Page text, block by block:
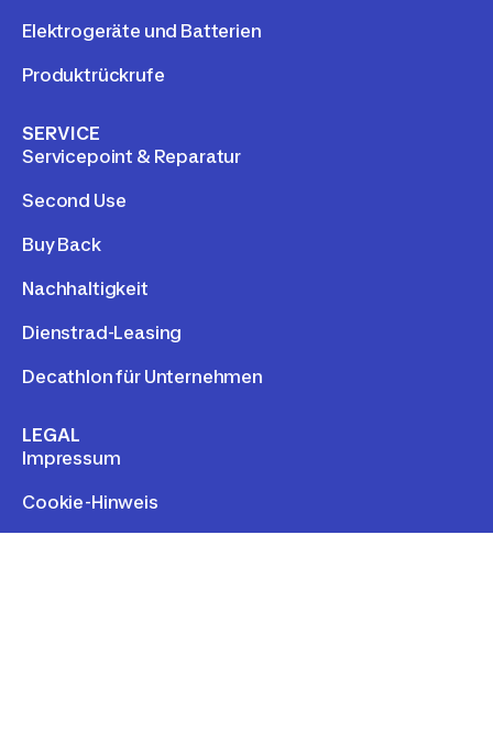
Elektrogeräte und Batterien
Produktrückrufe
SERVICE
Servicepoint & Reparatur
Second Use
Buy Back
Nachhaltigkeit
Dienstrad-Leasing
Decathlon für Unternehmen
LEGAL
Impressum
Cookie-Hinweis